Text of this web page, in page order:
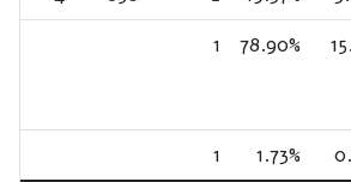
78.90%
1
1.73%
1